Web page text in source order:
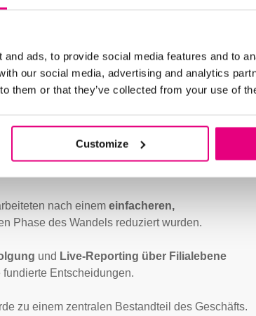
ads, to provide social media features and to
our social media, advertising and analytics
them or that they’ve collected from your use of
Customize
nach einem einfacheren,
Phase des Wandels reduziert wurden.
und Live-Reporting über Filialebene
Entscheidungen.
zu einem zentralen Bestandteil des Geschäfts.